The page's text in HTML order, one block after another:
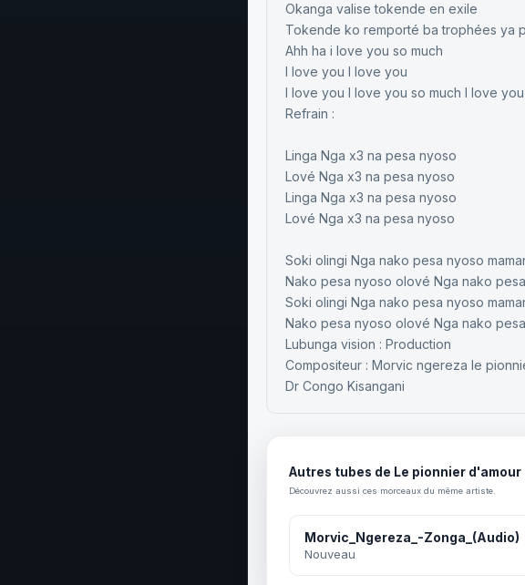
Okanga valise tokende en exile
Tokende ko remporté ba trophées ya
Ahh ha i love you so much
I love you I love you
I love you I love you so much I love
Refrain :
Linga Nga x3 na pesa nyoso
Lové Nga x3 na pesa nyoso
Linga Nga x3 na pesa nyoso
Lové Nga x3 na pesa nyoso
Soki olingi Nga nako pesa nyoso
Nako pesa nyoso olové Nga nako
Soki olingi Nga nako pesa nyoso
Nako pesa nyoso olové Nga nako
Lubunga vision : Production
Compositeur : Morvic ngereza le
Dr Congo Kisangani
Autres tubes de Le pionnier d'amour
Découvrez aussi ces morceaux du même artiste.
Morvic_Ngereza_-Zonga_(Audio)
Nouveau